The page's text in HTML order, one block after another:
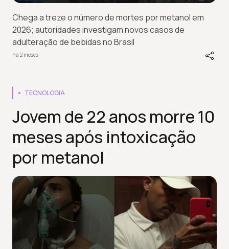
Chega a treze o número de mortes por metanol em
2026; autoridades investigam novos casos de
adulteração de bebidas no Brasil
há 2 meses
TECNOLOGIA
Jovem de 22 anos morre 10
meses após intoxicação
por metanol